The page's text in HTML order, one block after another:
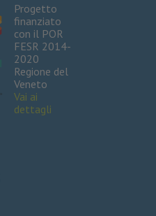
Progetto
finanziato
con il POR
FESR 2014-
2020
Regione del
Veneto
Vai ai
dettagli